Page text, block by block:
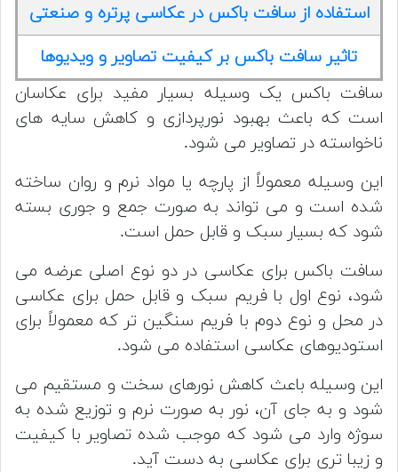
استفاده از سافت باکس در عکاسی پرتره و صنعتی
تاثیر سافت باکس بر کیفیت تصاویر و ویدیوها
سافت باکس یک وسیله بسیار مفید برای عکاسان
است که باعث بهبود نورپردازی و کاهش سایه های
ناخواسته در تصاویر می شود.
این وسیله معمولاً از پارچه یا مواد نرم و روان ساخته
شده است و می تواند به صورت جمع و جوری بسته
شود که بسیار سبک و قابل حمل است.
سافت باکس برای عکاسی در دو نوع اصلی عرضه می
شود، نوع اول با فریم سبک و قابل حمل برای عکاسی
در محل و نوع دوم با فریم سنگین تر که معمولاً برای
استودیوهای عکاسی استفاده می شود.
این وسیله باعث کاهش نورهای سخت و مستقیم می
شود و به جای آن، نور به صورت نرم و توزیع شده به
سوژه وارد می شود که موجب شده تصاویر با کیفیت
و زیبا تری برای عکاسی به دست آید.